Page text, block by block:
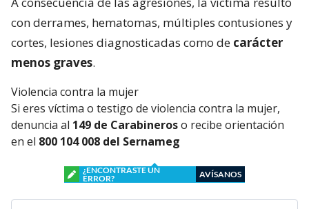
con derrames, hematomas, múltiples contusiones y
cortes, lesiones diagnosticadas como de carácter
menos graves.
Violencia contra la mujer
Si eres víctima o testigo de violencia contra la mujer,
denuncia al 149 de Carabineroso recibe orientación
en el 800 104 008 del Sernameg
¿ENCONTRASTE UN
ERROR?
AVÍSANOS